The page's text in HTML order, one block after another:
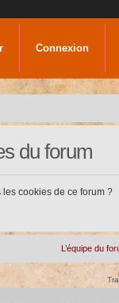
Connexion
du forum
cookies de ce forum ?
L’équipe du